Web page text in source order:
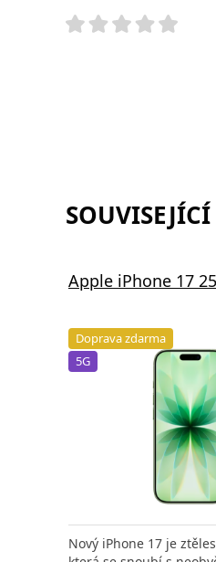
Apple iPhone 17
Doprava zdarma
5G
Nový iPhone 17 je